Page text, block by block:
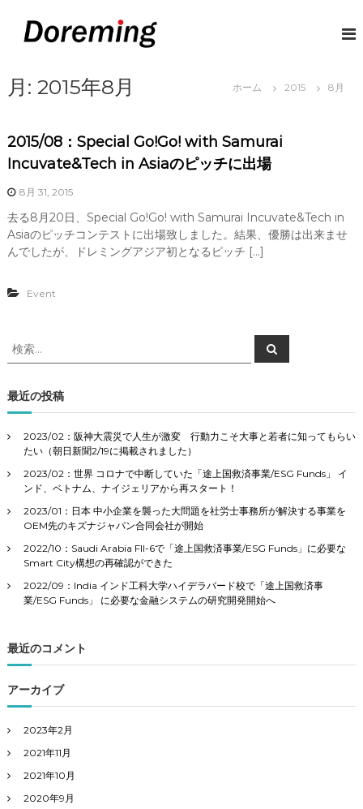
へ
ッ
プ
n
g
給
と
概
に
革
月: 2015年8月 ホーム 2015 8月
2015/08：Special Go!Go! with Samurai
Incuvate&Tech in Asiaのピッチに出場
8月 31, 2015
去る8月20日、Special Go!Go! with Samurai Incuvate&Tech in
Asiaのピッチコンテストに出場致しました。結果、優勝は出来ませ
んでしたが、ドレミングアジア初となるピッチ […]
Event
検
索
象
:
検
索
最近の投稿
2023/02：阪神大震災で人生が激変 行動力こそ大事と若者に知ってもらい
たい（朝日新聞2/19に掲載されました）
2023/02：世界 コロナで中断していた「途上国救済事業/ESG Funds」 イ
ンド、ベトナム、ナイジェリアから再スタート！
2023/01：日本 中小企業を襲った大問題を社労士事務所が解決する事業を
OEM先のキズナジャパン合同会社が開始
2022/10：Saudi Arabia FII-6で「途上国救済事業/ESG Funds」に必要な
Smart City構想の再確認ができた
2022/09：India インド工科大学ハイデラバード校で「途上国救済事
業/ESG Funds」 に必要な金融システムの研究開発開始へ
最近のコメント
アーカイブ
2023年2月
2021年11月
2021年10月
2020年9月